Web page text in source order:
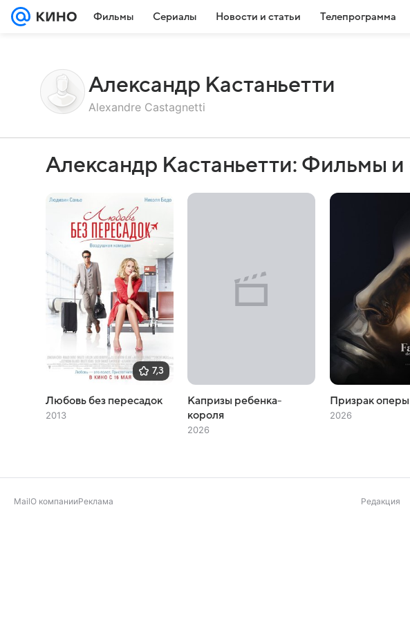
Фильмы Сериалы Новости и статьи Телепрограмма
Александр Кастаньетти
Alexandre Castagnetti
Александр Кастаньетти: Фильмы
7,3
Любовь без пересадок
2013
Капризы ребенка-
короля
2026
Призрак оперы
2026
MailО компанииРеклама Редакция